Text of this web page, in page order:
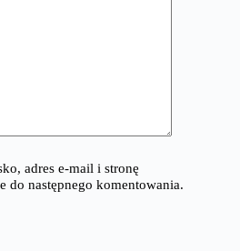
adres e-mail i stronę
do następnego komentowania.